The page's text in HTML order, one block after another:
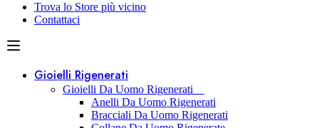
Trova lo Store più vicino
Contattaci
Gioielli Rigenerati
Gioielli Da Uomo Rigenerati
Anelli Da Uomo Rigenerati
Bracciali Da Uomo Rigenerati